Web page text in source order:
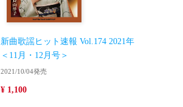
新曲歌謡ヒット速報 Vol.174 2021年
＜11月・12月号＞
2021/10/04発売
¥ 1,100